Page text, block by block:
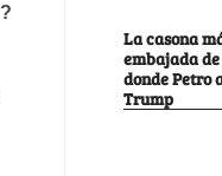
La casona
embajada
donde Petro
Trump